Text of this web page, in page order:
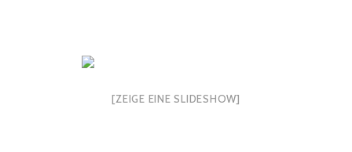
[ZEIGE EINE SLIDESHOW]